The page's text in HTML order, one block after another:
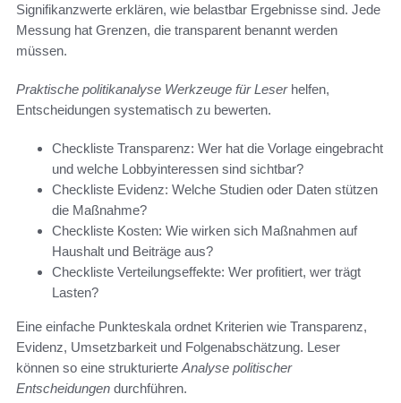
Signifikanzwerte erklären, wie belastbar Ergebnisse sind. Jede
Messung hat Grenzen, die transparent benannt werden
müssen.
Praktische politikanalyse Werkzeuge für Leserhelfen,
Entscheidungen systematisch zu bewerten.
Checkliste Transparenz: Wer hat die Vorlage eingebracht
und welche Lobbyinteressen sind sichtbar?
Checkliste Evidenz: Welche Studien oder Daten stützen
die Maßnahme?
Checkliste Kosten: Wie wirken sich Maßnahmen auf
Haushalt und Beiträge aus?
Checkliste Verteilungseffekte: Wer profitiert, wer trägt
Lasten?
Eine einfache Punkteskala ordnet Kriterien wie Transparenz,
Evidenz, Umsetzbarkeit und Folgenabschätzung. Leser
können so eine strukturierte Analyse politischer
Entscheidungen durchführen.